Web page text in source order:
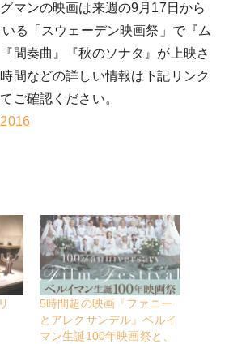
マンの映画は来週の9月17日から
る「スウェーデン映画祭」で『ム
間奏曲』『秋のソナタ』が上映さ
間などの詳しい情報は下記リンク
ご確認ください。
5時間超の映画『ファニー
とアレクサンデル』ベルイ
マン生誕100年映画祭と、